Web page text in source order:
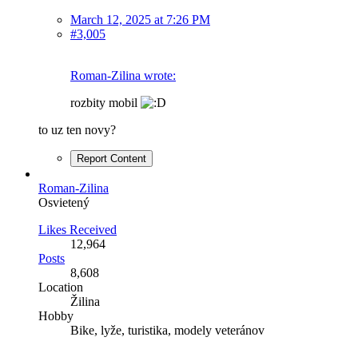
March 12, 2025 at 7:26 PM
#3,005
Roman-Zilina wrote:
rozbity mobil
to uz ten novy?
Report Content
Roman-Zilina
Osvietený
Likes Received
12,964
Posts
8,608
Location
Žilina
Hobby
Bike, lyže, turistika, modely veteránov